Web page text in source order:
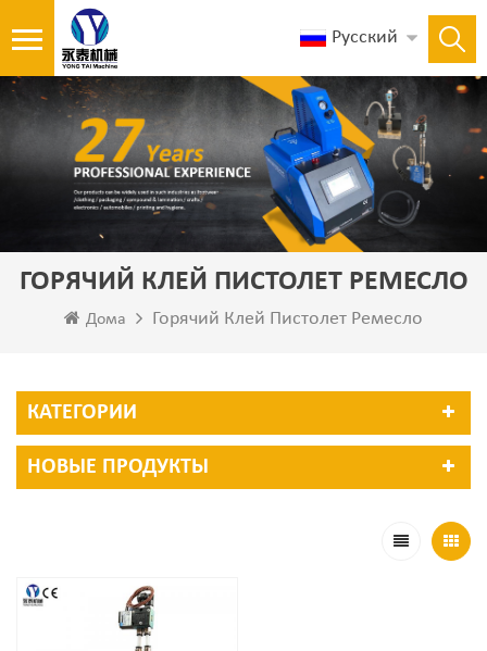
Русский
ГОРЯЧИЙ КЛЕЙ ПИСТОЛЕТ РЕМЕСЛО
Дома Горячий Клей Пистолет Ремесло
КАТЕГОРИИ
НОВЫЕ ПРОДУКТЫ